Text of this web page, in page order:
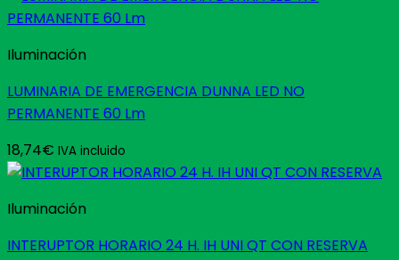
Iluminación
LUMINARIA DE EMERGENCIA DUNNA LED NO
PERMANENTE 60 Lm
18,74€ IVA incluido
Iluminación
INTERUPTOR HORARIO 24 H. IH UNI QT CON RESERVA